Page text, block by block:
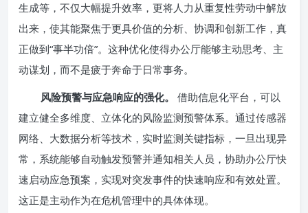
生成等，不仅大幅提升效率，更将人力从重复性劳动中解放
出来，使其能聚焦于更具价值的分析、协调和创新工作，真
正做到“事半功倍”。这种优化使得办公厅能够主动思考、主
动谋划，而不是疲于奔命于日常事务。
风险预警与应急响应的强化。
借助信息化平台，可以
建立健全多维度、立体化的风险监测预警体系。通过传感器
网络、大数据分析等技术，实时监测关键指标，一旦出现异
常，系统能够自动触发预警并通知相关人员，协助办公厅快
速启动应急预案，实现对突发事件的快速响应和有效处置。
这正是主动作为在危机管理中的具体体现。